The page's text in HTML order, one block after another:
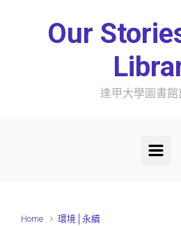
Our
逢甲大學圖書館
Home
環境│永續